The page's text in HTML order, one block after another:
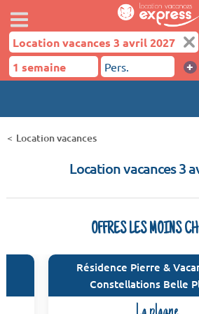
+
Location vacances
Location vacances 3
OFFRES LES MOINS
Résidence Pierre &
Constellations Belle